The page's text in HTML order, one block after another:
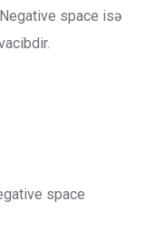
space isə
space